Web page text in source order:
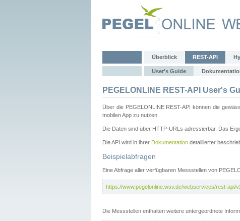
Überblick REST-API
User's Guide
PEGELONLINE REST-API User's
Über die PEGELONLINE REST-API können die
mobilen App zu nutzen.
Die Daten sind über HTTP-URLs adressierbar. Das
Die API wird in ihrer Dokumentation detaillierter
Beispielabfragen
Eine Abfrage aller verfügbaren Messstellen von
https://www.pegelonline.wsv.de/webservices/rest-api/
Die Messstellen enthalten weitere untergeordnete